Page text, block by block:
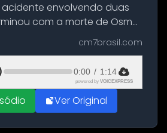
acidente envolvendo duas
com a morte de Osmar
de 38 anos, no município
do Uatumã, no interior do
ocorreu n...
cm7brasil.com
0:00 / 1:14
powered by VOICEXPRESS
Ver Original